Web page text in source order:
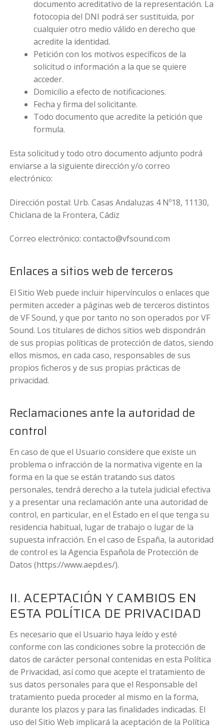
documento acreditativo de la representación. La
fotocopia del DNI podrá ser sustituida, por
cualquier otro medio válido en derecho que
acredite la identidad.
Petición con los motivos específicos de la
solicitud o información a la que se quiere
acceder.
Domicilio a efecto de notificaciones.
Fecha y firma del solicitante.
Todo documento que acredite la petición que
formula.
Esta solicitud y todo otro documento adjunto podrá
enviarse a la siguiente dirección y/o correo
electrónico:
Dirección postal: Urb. Casas Andaluzas 4 Nº18, 11130,
Chiclana de la Frontera, Cádiz
Correo electrónico:contacto@vfsound.com
Enlaces a sitios web de terceros
El Sitio Web puede incluir hipervínculos o enlaces que
permiten acceder a páginas web de terceros distintos
de VF Sound, y que por tanto no son operados por VF
Sound. Los titulares de dichos sitios web dispondrán
de sus propias políticas de protección de datos, siendo
ellos mismos, en cada caso, responsables de sus
propios ficheros y de sus propias prácticas de
privacidad.
Reclamaciones ante la autoridad de
control
En caso de que el Usuario considere que existe un
problema o infracción de la normativa vigente en la
forma en la que se están tratando sus datos
personales, tendrá derecho a la tutela judicial efectiva
y a presentar una reclamación ante una autoridad de
control, en particular, en el Estado en el que tenga su
residencia habitual, lugar de trabajo o lugar de la
supuesta infracción. En el caso de España, la autoridad
de control es la Agencia Española de Protección de
Datos (https://www.aepd.es/).
II. ACEPTACIÓN Y CAMBIOS EN
ESTA POLÍTICA DE PRIVACIDAD
Es necesario que el Usuario haya leído y esté
conforme con las condiciones sobre la protección de
datos de carácter personal contenidas en esta Política
de Privacidad, así como que acepte el tratamiento de
sus datos personales para que el Responsable del
tratamiento pueda proceder al mismo en la forma,
durante los plazos y para las finalidades indicadas. El
uso del Sitio Web implicará la aceptación de la Política